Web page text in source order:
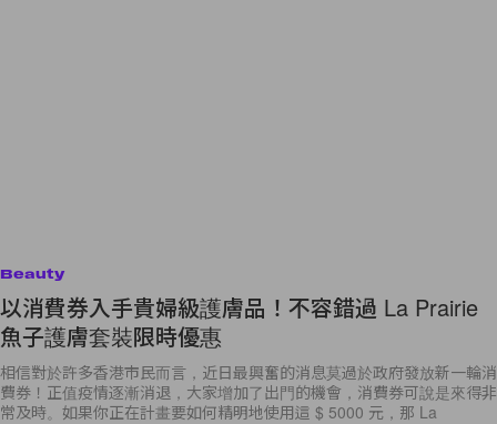
Beauty
以消費券入手貴婦級護膚品！不容錯過 La Prairie
魚子護膚套裝限時優惠
相信對於許多香港市民而言，近日最興奮的消息莫過於政府發放新一輪消
費券！正值疫情逐漸消退，大家增加了出門的機會，消費券可說是來得非
常及時。如果你正在計畫要如何精明地使用這 $ 5000 元，那 La